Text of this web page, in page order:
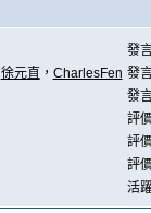
發
徐元直 ， CharlesFen 發
發
評
評
評
活